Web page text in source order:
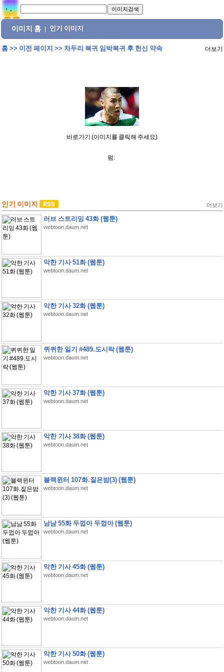
이미지 홈 인기 이미지
홈>> 이전 페이지 >> 차두리 복귀 임박복귀 후 헌신 약속 더보기
바로가기 (이미지를 클릭해 주세요)
펌:
인기 이미지 더보기
러브 스트리밍 43화 (웹툰)
webtoon.daum.net
악한 기사 51화 (웹툰)
webtoon.daum.net
악한 기사 32화 (웹툰)
webtoon.daum.net
퀴퀴한 일기 #489.도시락 (웹툰)
webtoon.daum.net
악한 기사 37화 (웹툰)
webtoon.daum.net
악한 기사 38화 (웹툰)
webtoon.daum.net
블랙윈터 107화.짙은밤(3) (웹툰)
webtoon.daum.net
남남 55화 두껍아 두껍아 (웹툰)
webtoon.daum.net
악한 기사 45화 (웹툰)
webtoon.daum.net
악한 기사 44화 (웹툰)
webtoon.daum.net
악한 기사 50화 (웹툰)
webtoon.daum.net